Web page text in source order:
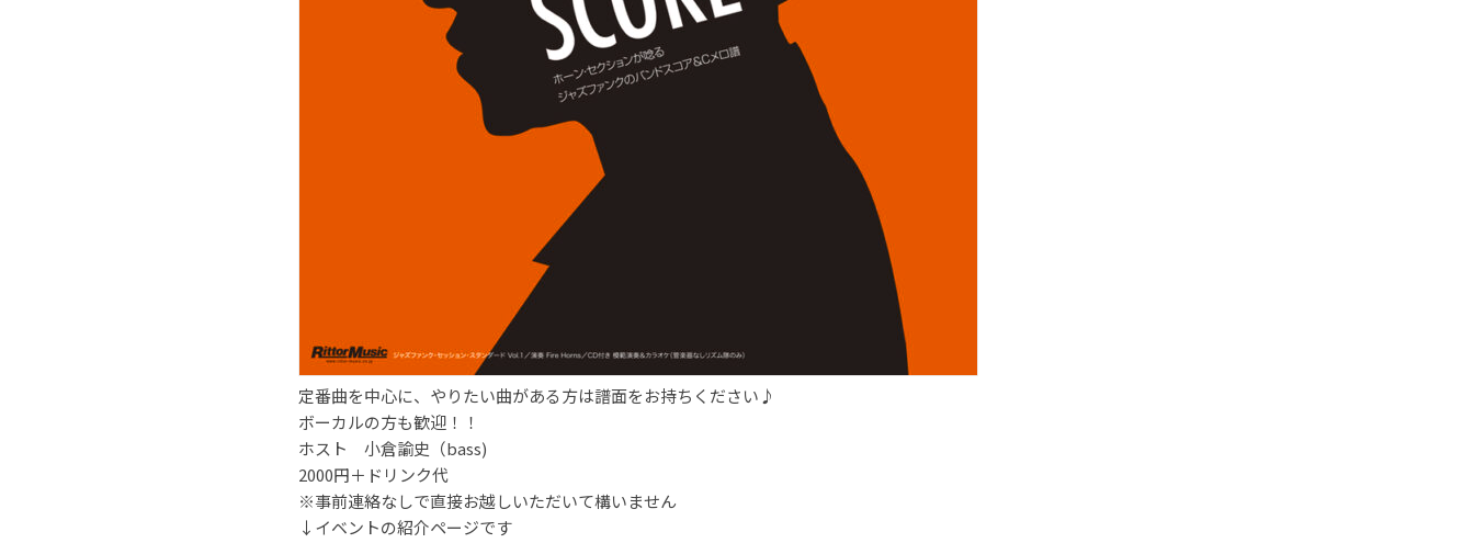
定番曲を中心に、やりたい曲がある方は譜面をお持ちください♪
ボーカルの方も歓迎！！
ホスト 小倉諭史（bass)
2000円＋ドリンク代
※事前連絡なしで直接お越しいただいて構いません
↓イベントの紹介ページです